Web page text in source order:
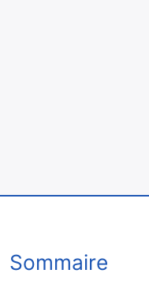
Sommaire